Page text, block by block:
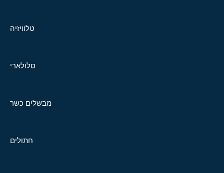
טלוויזיה
סלולארי
מבשלים כשר
חתולים